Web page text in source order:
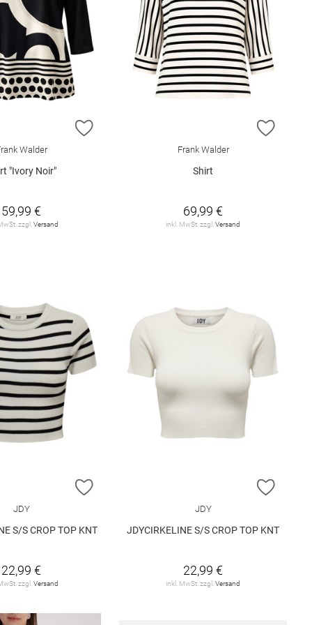
HINZUFÜGEN
Walder
"Ivory Noir"
59,99 €
zzgl.Versand
ZUR
Frank Walder
Shirt
69,99 €
inkl. MwSt. zzgl.Versand
HINZUFÜGEN
JDY
S/S CROP TOP KNT
22,99 €
zzgl.Versand
ZUR
JDY
JDYCIRKELINE S/S CROP TOP KNT
22,99 €
inkl. MwSt. zzgl.Versand